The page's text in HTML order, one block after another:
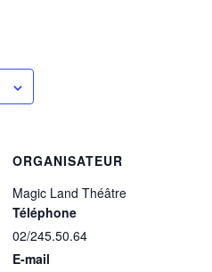
ORGANISATEUR
Magic Land Théâtre
Téléphone
02/245.50.64
E-mail